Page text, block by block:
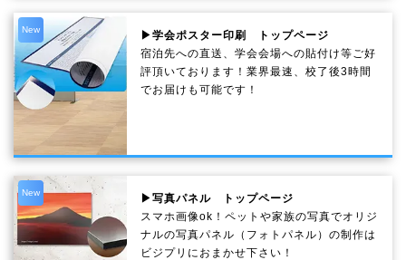
New
▶学会ポスター印刷 トップページ
宿泊先への直送、学会会場への貼付け等ご好
評頂いております！業界最速、校了後3時間
でお届けも可能です！
New
▶写真パネル トップページ
スマホ画像ok！ペットや家族の写真でオリジ
ナルの写真パネル（フォトパネル）の制作は
ビジプリにおまかせ下さい！